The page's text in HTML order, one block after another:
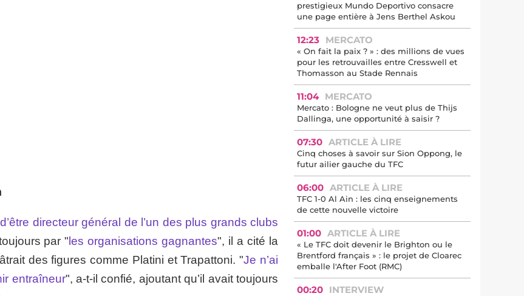
directeur général de l’un des plus grands clubs
par " les organisations gagnantes", il a cité la
des figures comme Platini et Trapattoni. "Je n’ai
entraîneur", a-t-il confié, ajoutant qu’il avait toujours
prestigieux Mundo Deportivo consacre
une page entière à Jens Berthel Askou
12:23 MERCATO
« On fait la paix ? » : des millions de vues
pour les retrouvailles entre Cresswell et
Thomasson au Stade Rennais
11:04 MERCATO
Mercato : Bologne ne veut plus de Thijs
Dallinga, une opportunité à saisir ?
07:30 ARTICLE À LIRE
Cinq choses à savoir sur Sion Oppong, le
futur ailier gauche du TFC
06:00 ARTICLE À LIRE
TFC 1-0 Al Ain : les cinq enseignements
de cette nouvelle victoire
01:00 ARTICLE À LIRE
« Le TFC doit devenir le Brighton ou le
Brentford français » : le projet de Cloarec
emballe l'After Foot (RMC)
00:20 INTERVIEW